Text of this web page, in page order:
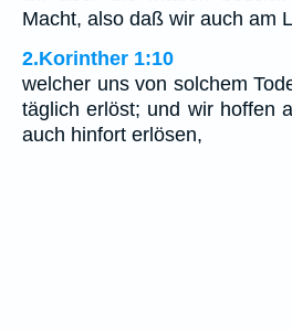
Macht, also daß wir auch am
2.Korinther 1:10
welcher uns von solchem
täglich erlöst; und wir hoffen
auch hinfort erlösen,